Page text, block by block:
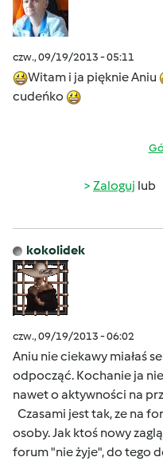
czw., 09/19/2013 - 05:11
Witam i ja pięknie Aniu
cudeńko
Zaloguj lub
kokolidek
czw., 09/19/2013 - 06:02
Aniu nie ciekawy miałaś
odpocząć. Kochanie ja
nawet o aktywności na
Czasami jest tak, ze na
osoby. Jak ktoś nowy
forum "nie żyje", do tego